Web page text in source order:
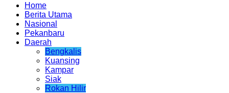
Home
Berita Utama
Nasional
Pekanbaru
Daerah
Bengkalis
Kuansing
Kampar
Siak
Rokan Hilir